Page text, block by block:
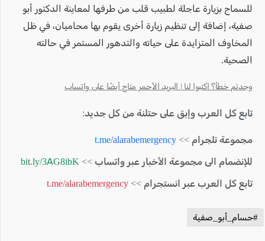
للسماح بزيارة عاجلة لطبيب قلب من طرفها لمعاينة الدكتور أبو
صفية، إضافة إلى تنظيم زيارة أخرى يقوم بها محاميان، في ظل
المخاوف المتزايدة على حياته والتدهور المستمر في حالته
الصحية.
وجدتم خطأ؟ اكتبوا لنا | البريد الأحمر متاح أيضًا على واتساب
تابع كل العرب وإبق على حتلنة من كل جديد:
مجموعة تلجرام >> t.me/alarabemergency
للإنضمام الى مجموعة الأخبار عبر واتساب >> bit.ly/3AG8ibK
تابع كل العرب عبر انستجرام >> t.me/alarabemergency
#حسام_أبو_صفية